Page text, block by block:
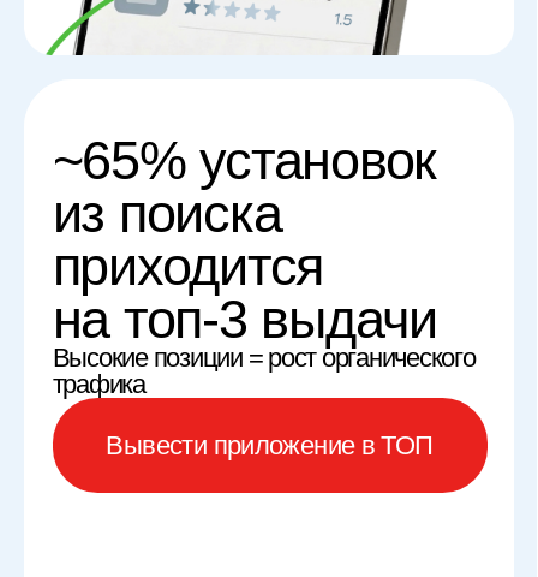
Вывести приложение в ТОП
Как работает
биржа трафика